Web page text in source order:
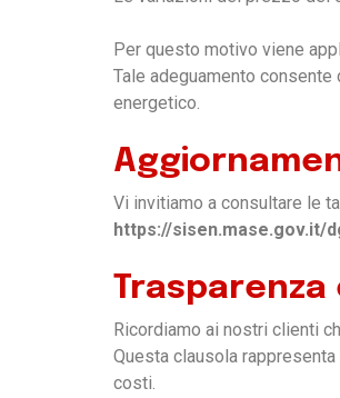
Per questo motivo viene
Tale adeguamento
energetico.
Vi invitiamo a consultare le
https://sisen.mase.gov.it/
Ricordiamo ai nostri clienti
Questa clausola
costi.